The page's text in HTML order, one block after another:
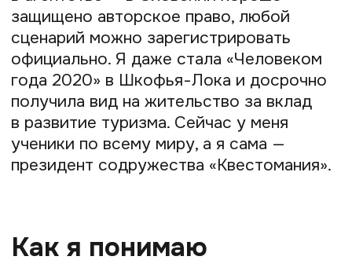
обогнать шпионов британской разведки
и найти эти документы первыми, чтобы
сохранить государственную тайну. Люди
будут погружаться в игру на целых 4
дня — для меня это уже немного другой
этап, более масштабный.
Я обучаю людей из разных стран, они
находят меня в основном через Telegram.
Даю ученикам пошаговый план,
в котором объединила все свои знания,
качественный продукт. Останется
только протестировать его на игроках,